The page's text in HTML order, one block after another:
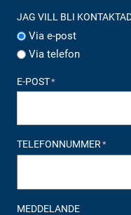
JAG VILL BLI
Via e-post
Via telefon
E-POST*
TELEFONNUMMER*
MEDDELANDE